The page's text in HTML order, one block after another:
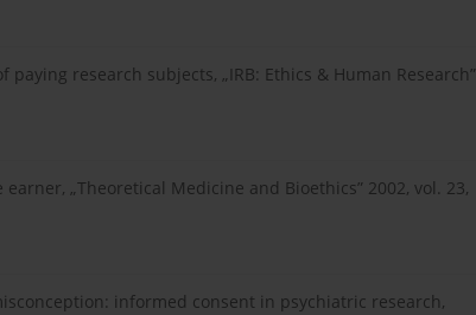
research subjects, „IRB: Ethics & Human Research”
„Theoretical Medicine and Bioethics” 2002, vol. 23,
informed consent in psychiatric research,